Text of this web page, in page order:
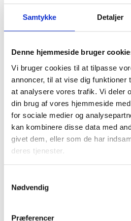
Samtykke Detaljer
Denne hjemmeside bruger
Vi bruger cookies til at tilpasse
annoncer, til at vise dig funktioner
at analysere vores trafik. Vi deler
din brug af vores hjemmeside
for sociale medier og
kan kombinere disse data med
givet dem, eller som de har
deres tjenester.
Nødvendig
Præferencer
Mail:
Gitte
Vesti
Tlf: 29 21
Mail: